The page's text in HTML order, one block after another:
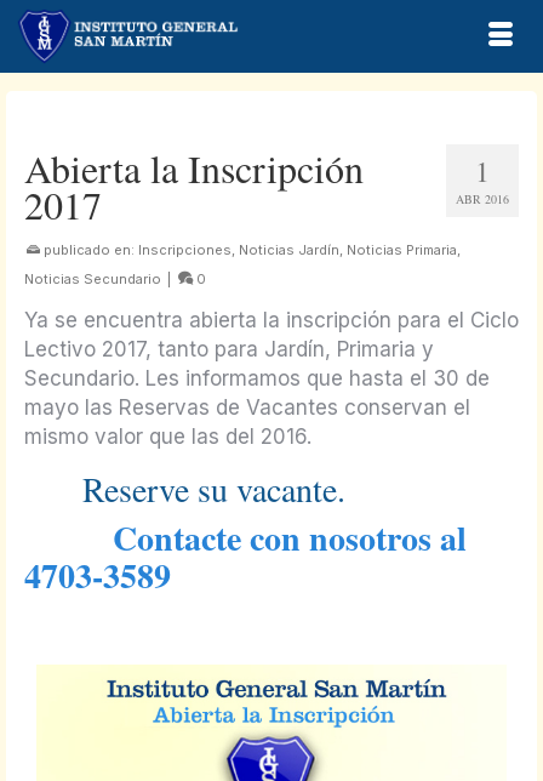
1
ABR 2016
Abierta la Inscripción
2017
publicado en: Inscripciones, Noticias Jardín, Noticias Primaria,
Noticias Secundario
0
Ya se encuentra abierta la inscripción para el Ciclo
Lectivo 2017, tanto para Jardín, Primaria y
Secundario. Les informamos que hasta el 30 de
mayo las Reservas de Vacantes conservan el
mismo valor que las del 2016.
Reserve su vacante.
Contacte con nosotros al
4703-3589